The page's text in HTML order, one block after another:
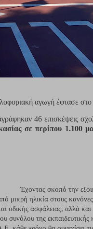
αγωγή έφτασε στο
46 επισκέψεις
σε περίπου 1.100
Έχοντας σκοπό την
μικρή ηλικία στους
οδικής ασφάλειας, αλλά
συνόλου της